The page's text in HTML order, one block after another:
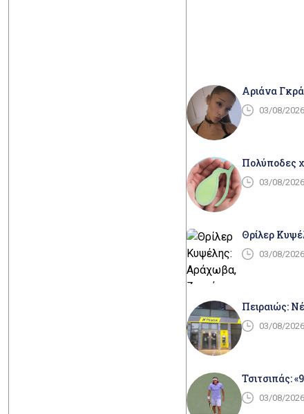
Αριάνα
03/08/
Πολύποδες
03/08/
Θρίλερ
03/08/
Πειραιώς:
03/08/
Τσιτσιπάς:
03/08/